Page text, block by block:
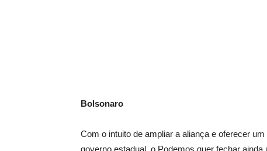
Bolsonaro
Com o intuito de ampliar a aliança e oferecer
governo estadual, o Podemos quer fechar